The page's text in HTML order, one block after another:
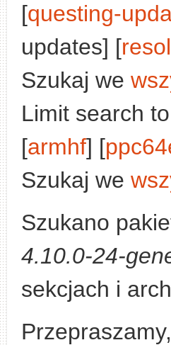
[questing-
updates] [
Szukaj we
Limit search
[armhf] [
Szukaj we
Szukano
4.10.0-24-
sekcjach i